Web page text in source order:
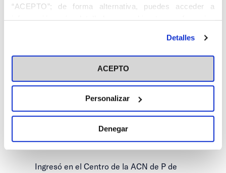
“ACEPTO”; de forma alternativa, puedes acceder a
información más detallada y cambiar tus preferencias
en el botón "Personalizar". Para más información puedes
visitar nuestra Política de Cookies
Detalles
ACEPTO
Personalizar
Denegar
SOLS GARCÍA, Pedro. Chelva (Valencia),
Monárquica Valenciana y en 1932
Delegado de Propaganda Oral en la Junta
Federal de la Federación de Estudiantes
Católicos. Concluida la guerra fue Jefe de
Chelva, y hasta 1940 Capitán Juez Militar
Ingresó en el Centro de la ACN de P de